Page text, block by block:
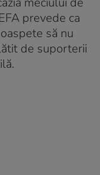
prevede ca
să nu
de suporterii